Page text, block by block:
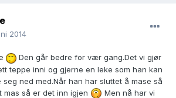
2014
Den går bedre for vær gang.Det vi gjør
teppe inni og gjerne en leke som han kan
ned med.Når han har sluttet å mase så
mas så er det inn igjen
Men nå har vi